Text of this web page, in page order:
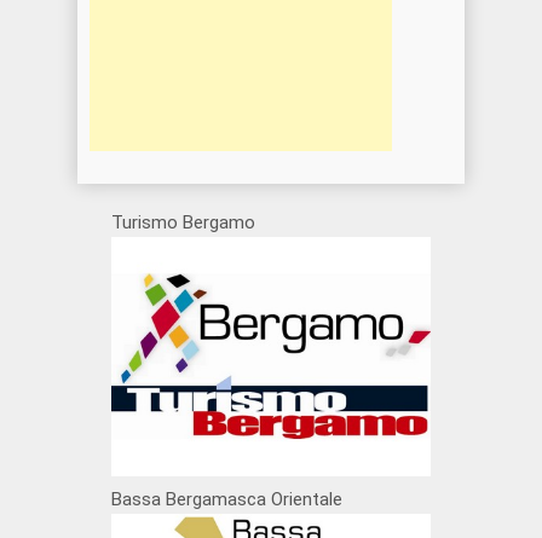
Turismo Bergamo
Bassa Bergamasca Orientale